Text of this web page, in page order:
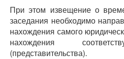
При этом извещение о
заседания необходимо
нахождения самого
нахождения
(представительства).